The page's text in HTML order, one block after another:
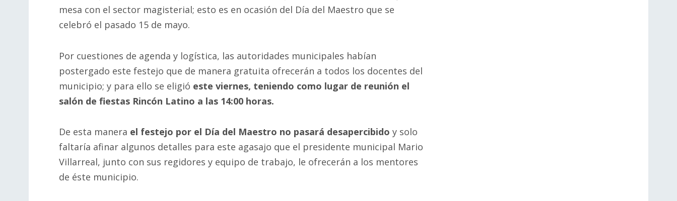
mesa con el sector magisterial; esto es en ocasión del Día del Maestro que se
celebró el pasado 15 de mayo.
Por cuestiones de agenda y logística, las autoridades municipales habían
postergado este festejo que de manera gratuita ofrecerán a todos los docentes del
municipio; y para ello se eligió este viernes, teniendo como lugar de reunión el
salón de fiestas Rincón Latino a las 14:00 horas.
De esta manera el festejo por el Día del Maestro no pasará desapercibido y solo
faltaría afinar algunos detalles para este agasajo que el presidente municipal Mario
Villarreal, junto con sus regidores y equipo de trabajo, le ofrecerán a los mentores
de éste municipio.